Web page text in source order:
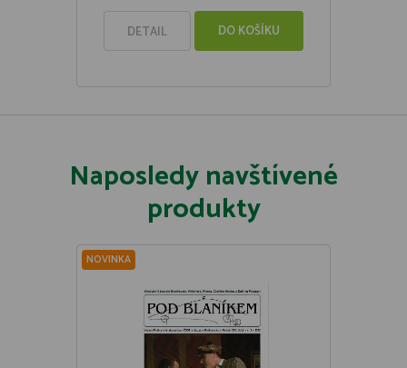
DETAIL DO KOŠÍKU
Naposledy navštívené
produkty
NOVINKA